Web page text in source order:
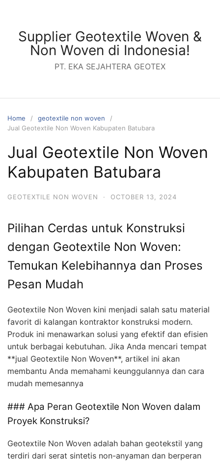
contentSupplier Geotextile Woven &
Non Woven di Indonesia!
PT. EKA SEJAHTERA GEOTEX
Home
geotextile non woven
Jual Geotextile Non Woven Kabupaten Batubara
Jual Geotextile Non Woven
Kabupaten Batubara
GEOTEXTILE NON WOVEN · OCTOBER 13, 2024
Pilihan Cerdas untuk Konstruksi
dengan Geotextile Non Woven:
Temukan Kelebihannya dan Proses
Pesan Mudah
Geotextile Non Woven kini menjadi salah satu material
favorit di kalangan kontraktor konstruksi modern.
Produk ini menawarkan solusi yang efektif dan efisien
untuk berbagai kebutuhan. Jika Anda mencari tempat
**jual Geotextile Non Woven**, artikel ini akan
membantu Anda memahami keunggulannya dan cara
mudah memesannya
### Apa Peran Geotextile Non Woven dalam
Proyek Konstruksi?
Geotextile Non Woven adalah bahan geotekstil yang
terdiri dari serat sintetis non-anyaman dan berperan